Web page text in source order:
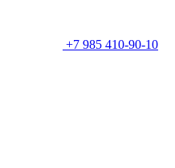
+7 985 410-90-10